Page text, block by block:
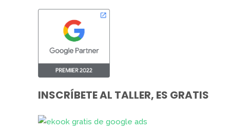
INSCRÍBETE AL TALLER, ES GRATIS